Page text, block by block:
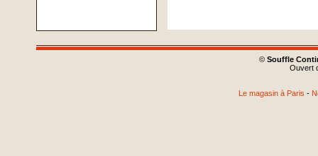
© Souffle
Ouvert
Le magasin à Paris -